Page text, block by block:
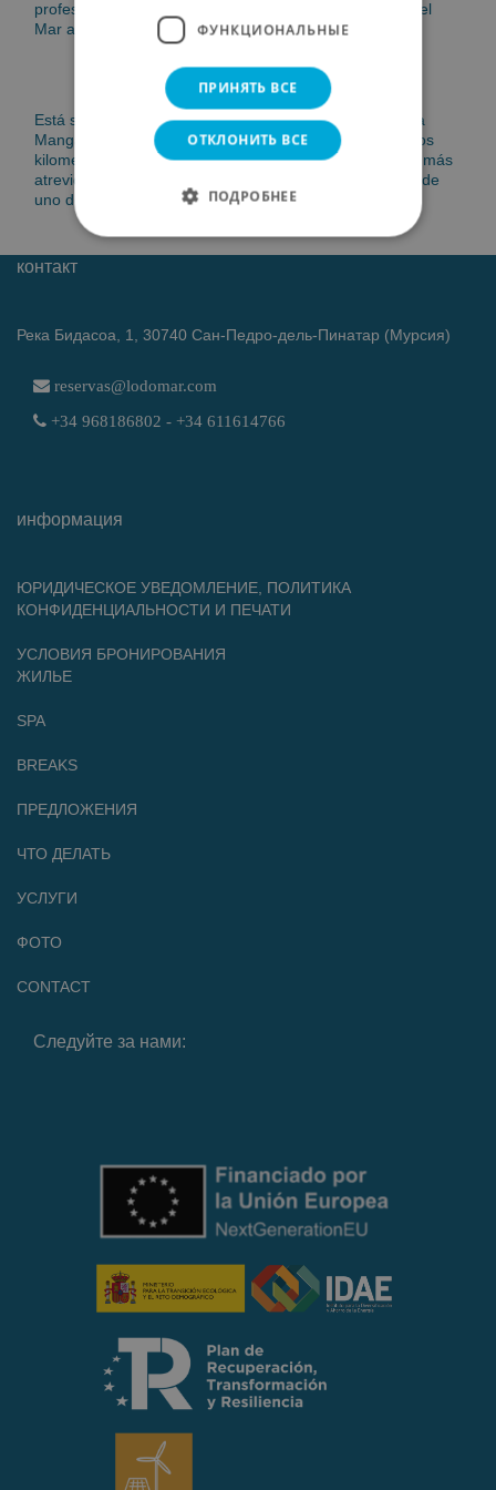
profesionales.los principiantes no pueden perderse en el
Mar abierto, ya que el Mar Menor tiene 5 islas.
Está separado del Mar Mediterráneo por la franja de La
Manga del Mar Menor. Los profesionales, tienen muchos
kilometros para entrenar en un entorno único. Para los más
atrevidos queda la salida al Mar Mediterráneo a través de
uno de los dos canales - Marchamalo o El Estacio.
контакт
Река Бидасоа, 1, 30740 Сан-Педро-дель-Пинатар (Мурсия)
reservas@lodomar.com
+34 968186802 - +34 611614766
информация
ЮРИДИЧЕСКОЕ УВЕДОМЛЕНИЕ, ПОЛИТИКА
КОНФИДЕНЦИАЛЬНОСТИ И ПЕЧАТИ
УСЛОВИЯ БРОНИРОВАНИЯ
ЖИЛЬЕ
SPA
BREAKS
ПРЕДЛОЖЕНИЯ
ЧТО ДЕЛАТЬ
УСЛУГИ
ФОТО
CONTACT
Следуйте за нами:
ФУНКЦИОНАЛЬНЫЕ
ПРИНЯТЬ ВСЕ
ОТКЛОНИТЬ ВСЕ
ПОДРОБНЕЕ